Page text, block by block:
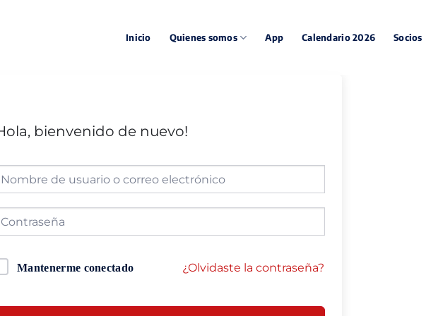
Inicio Quienes somos App Calendario 2026 Socios
bienvenido de nuevo!
Mantenerme conectado ¿Olvidaste la contraseña?